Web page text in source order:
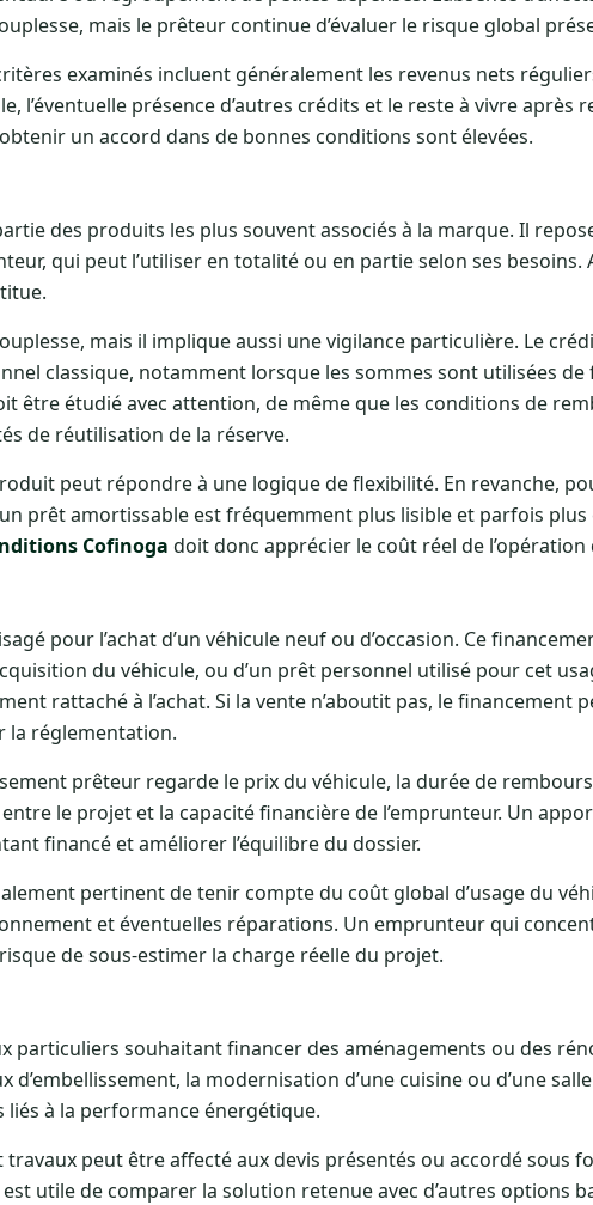
mais le prêteur continue d’évaluer le risque global
examinés incluent généralement les revenus nets
l’éventuelle présence d’autres crédits et le reste à vivre après
un accord dans de bonnes conditions sont élevées.
des produits les plus souvent associés à la marque. Il
qui peut l’utiliser en totalité ou en partie selon ses besoins.
mais il implique aussi une vigilance particulière. Le
classique, notamment lorsque les sommes sont utilisées
être étudié avec attention, de même que les conditions de
de réutilisation de la réserve.
peut répondre à une logique de flexibilité. En revanche,
prêt amortissable est fréquemment plus lisible et parfois plus
Cofinoga doit donc apprécier le coût réel de l’opération
pour l’achat d’un véhicule neuf ou d’occasion. Ce
du véhicule, ou d’un prêt personnel utilisé pour cet
rattaché à l’achat. Si la vente n’aboutit pas, le financement
la réglementation.
prêteur regarde le prix du véhicule, la durée de
le projet et la capacité financière de l’emprunteur. Un
financé et améliorer l’équilibre du dossier.
pertinent de tenir compte du coût global d’usage du
et éventuelles réparations. Un emprunteur qui
de sous-estimer la charge réelle du projet.
particuliers souhaitant financer des aménagements ou des
la modernisation d’une cuisine ou d’une
à la performance énergétique.
peut être affecté aux devis présentés ou accordé sous
utile de comparer la solution retenue avec d’autres options